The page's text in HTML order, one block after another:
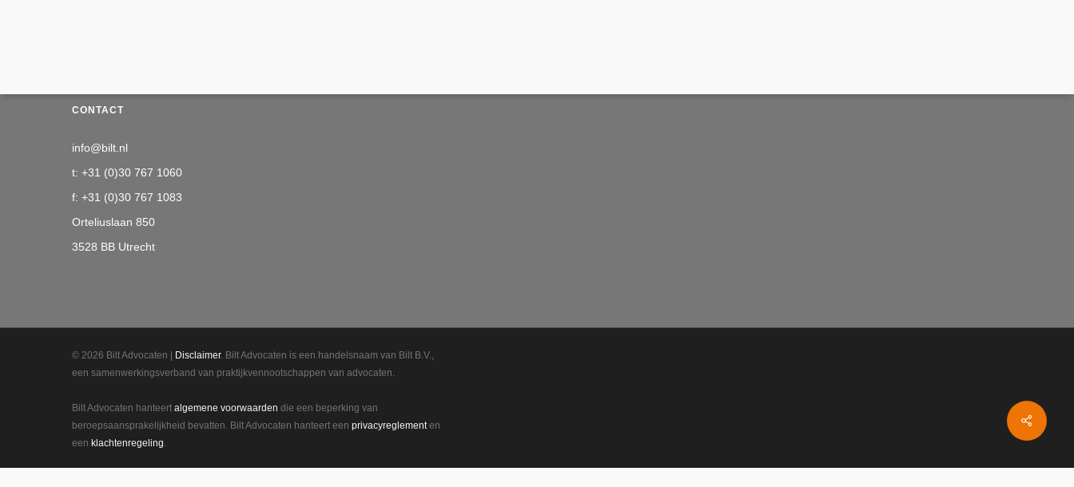
CONTACT
info@bilt.nl
t: +31 (0)30 767 1060
f: +31 (0)30 767 1083
Orteliuslaan 850
3528 BB Utrecht
© 2026 Bilt Advocaten | Disclaimer. Bilt Advocaten is een handelsnaam van Bilt B.V.,
een samenwerkingsverband van praktijkvennootschappen van advocaten.
Bilt Advocaten hanteert algemene voorwaarden die een beperking van
beroepsaansprakelijkheid bevatten. Bilt Advocaten hanteert een privacyreglementen
een klachtenregeling.